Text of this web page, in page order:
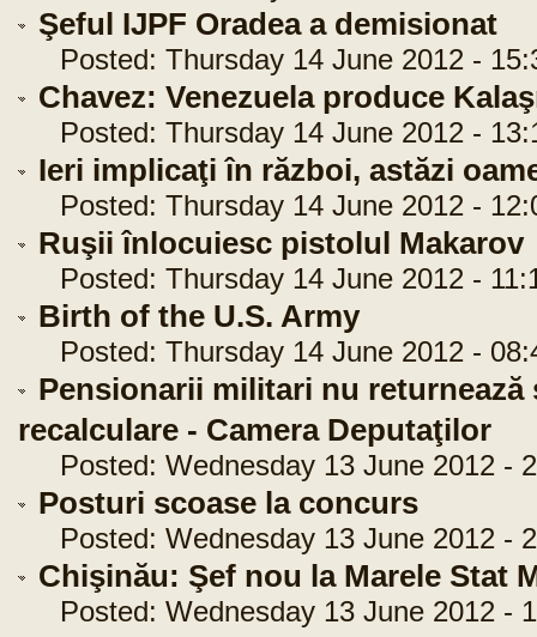
Şeful IJPF Oradea a demisionat
Posted: Thursday 14 June 2012 -
Chavez: Venezuela produce
Posted: Thursday 14 June 2012 -
Ieri implicaţi în război, astăzi
Posted: Thursday 14 June 2012 -
Ruşii înlocuiesc pistolul Makarov
Posted: Thursday 14 June 2012 -
Birth of the U.S. Army
Posted: Thursday 14 June 2012 -
Pensionarii militari nu
recalculare - Camera Deputaţilor
Posted: Wednesday 13 June 2012 -
Posturi scoase la concurs
Posted: Wednesday 13 June 2012 -
Chişinău: Şef nou la Marele Stat
Posted: Wednesday 13 June 2012 -